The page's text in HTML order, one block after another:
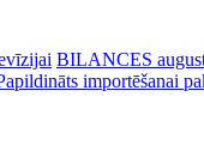
BILANCES
importēšanai